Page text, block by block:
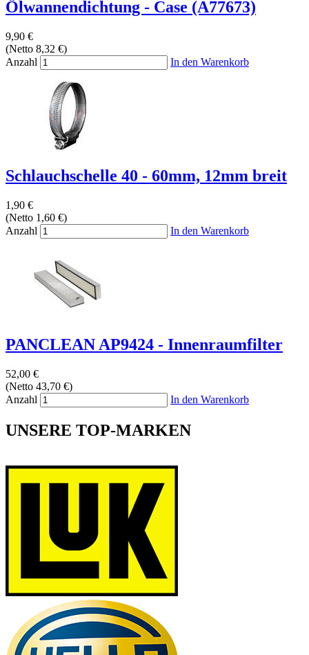
Ölwannendichtung - Case (A77673)
9,90 €
(Netto 8,32 €)
Anzahl
In den Warenkorb
Schlauchschelle 40 - 60mm, 12mm breit
1,90 €
(Netto 1,60 €)
Anzahl
In den Warenkorb
PANCLEAN AP9424 - Innenraumfilter
52,00 €
(Netto 43,70 €)
Anzahl
In den Warenkorb
UNSERE TOP-MARKEN